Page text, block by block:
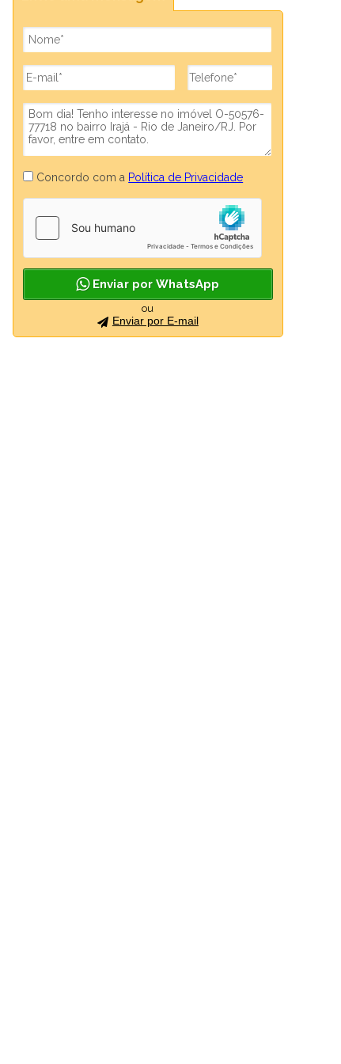
Concordo com a Política de Privacidade
Enviar por WhatsApp
ou
Enviar por E-mail